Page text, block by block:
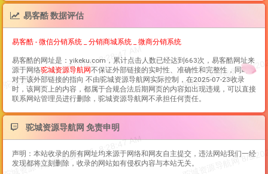
易客酷 数据评估
易客酷 - 微信分销系统 _ 分销商城系统 _ 微商分销系统
易客酷的网址是：yikeku.com，累计点击人数已经达到663次， 易客酷网址来
源于网络驼城资源导航网不保证外部链接的实时性、准确性和完整性，同时，
对于该外部链接的指向 不由驼城资源导航网实际控制，在2025-07-23收录
时，该网页上的内容，都属于合规合法后期网页的内容如出现违规，可以直接
联系网站管理员进行删除，驼城资源导航网不承担任何责任。
驼城资源导航网 免责申明
声明：本站收录的所有网址均来源于网络和网友自主提交，违法网站我们一经
发现都将立刻删除，收录的网站如有侵权内容与本站无关。